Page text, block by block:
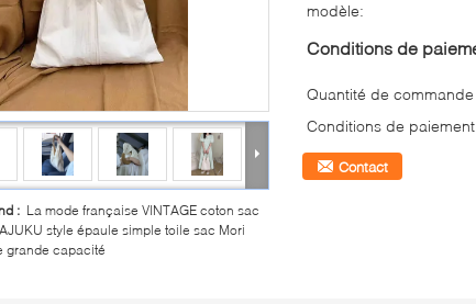
: La mode française VINTAGE coton sac
style épaule simple toile sac Mori
grande capacité
modèle:
Conditions de
Quantité de commande
Conditions de
Contact